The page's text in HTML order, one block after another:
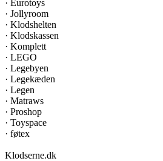
· Eurotoys
· Jollyroom
· Klodshelten
· Klodskassen
· Komplett
· LEGO
· Legebyen
· Legekæden
· Legen
· Matraws
· Proshop
· Toyspace
· føtex
Klodserne.dk